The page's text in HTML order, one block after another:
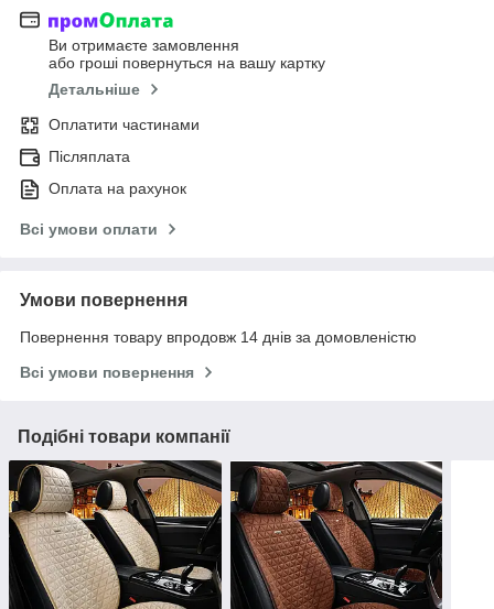
Ви отримаєте замовлення
або гроші повернуться на вашу картку
Детальніше
Оплатити частинами
Післяплата
Оплата на рахунок
Всі умови оплати
Умови повернення
Повернення товару впродовж 14 днів за домовленістю
Всі умови повернення
Подібні товари компанії